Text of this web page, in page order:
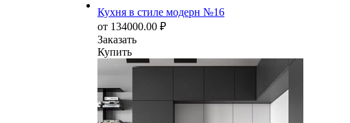
Кухня в стиле модерн №16
от 134000.00 ₽
Заказать
Купить